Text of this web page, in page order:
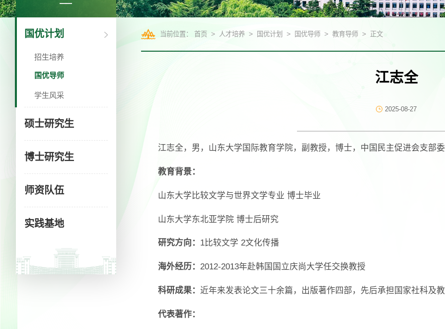
国优计划
招生培养
国优导师
学生风采
‌硕士研究生
博士研究生
师资队伍
实践基地
当前位置： 首页 > 人才培养 > 国优计划 > 国优导师 > 教育导师 > 正文
江志全
2025-08-27
江志全，男，山东大学国际教育学院，副教授，博士，中国民主促进会支部
教育背景：
山东大学比较文学与世界文学专业 博士毕业
山东大学东北亚学院 博士后研究
研究方向： 1比较文学 2文化传播
海外经历： 2012-2013年赴韩国国立庆尚大学任交换教授
科研成果： 近年来发表论文三十余篇，出版著作四部，先后承担国家社科及
代表著作：